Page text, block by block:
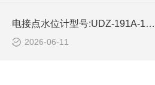
电接点水位计型号:UDZ-191A-10库号：M414450的简单介绍
2026-06-11